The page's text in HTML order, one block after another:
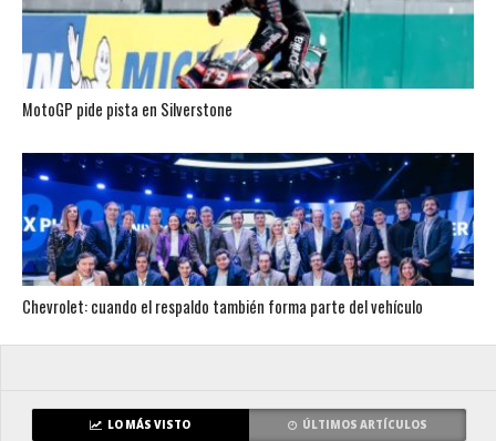
MotoGP pide pista en Silverstone
Chevrolet: cuando el respaldo también forma parte del vehículo
LO MÁS VISTO ÚLTIMOS ARTÍCULOS